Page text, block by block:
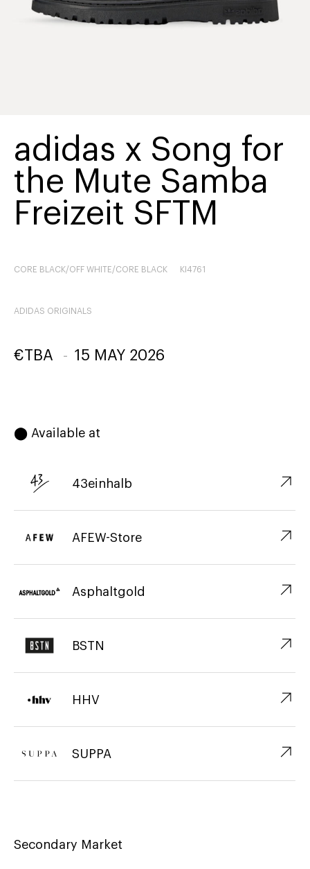
adidas x Song for
the Mute Samba
Freizeit SFTM
CORE BLACK/OFF WHITE/CORE BLACK KI4761
ADIDAS ORIGINALS
€TBA - 15 MAY 2026
⬤ Available at
43einhalb ↗︎
AFEW-Store ↗︎
Asphaltgold ↗︎
BSTN ↗︎
HHV ↗︎
SUPPA ↗︎
Secondary Market